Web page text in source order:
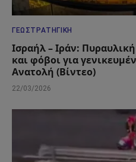
ΓΕΩΣΤΡΑΤΗΓΙΚΉ
Ισραήλ – Ιράν:
και φόβοι για
Ανατολή (Βίντεο)
22/03/2026